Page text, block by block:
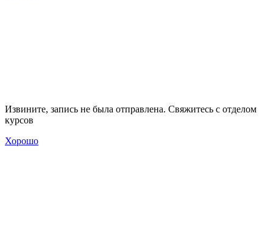
Извините, запись не была отправлена. Свяжитесь с отделом
курсов
Хорошо